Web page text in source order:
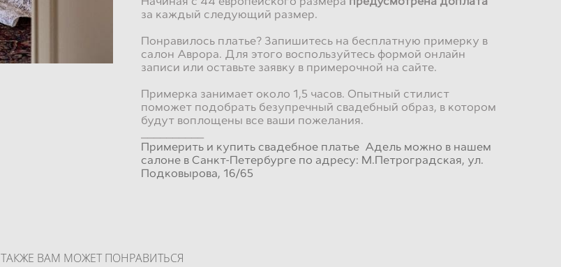
за каждый следующий размер.
Понравилось платье? Запишитесь на бесплатную примерку в
салон Аврора. Для этого воспользуйтесь формой онлайн
записи или оставьте заявку в примерочной на сайте.
Примерка занимает около 1,5 часов. Опытный стилист
поможет подобрать безупречный свадебный образ, в котором
будут воплощены все ваши пожелания.
__________
Примерить и купить свадебное платье Адель можно в нашем
салоне в Санкт-Петербурге по адресу: М.Петроградская, ул.
Подковырова, 16/65
ТАКЖЕ ВАМ МОЖЕТ ПОНРАВИТЬСЯ